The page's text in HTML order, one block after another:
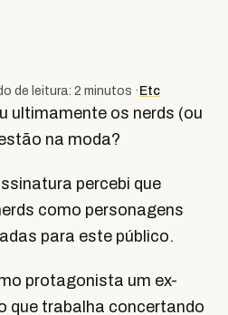
de leitura: 2 minutos · Etc
ultimamente os nerds (ou
na moda?
percebi que
como personagens
para este público.
protagonista um ex-
que trabalha concertando